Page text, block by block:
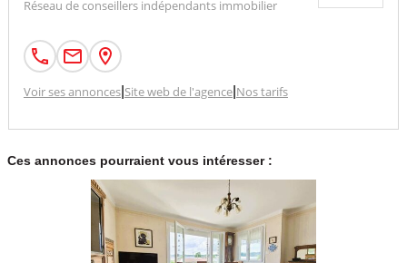
Réseau de conseillers indépendants immobilier
Voir ses annonces| Site web de l'agence| Nos tarifs
Ces annonces pourraient vous intéresser :